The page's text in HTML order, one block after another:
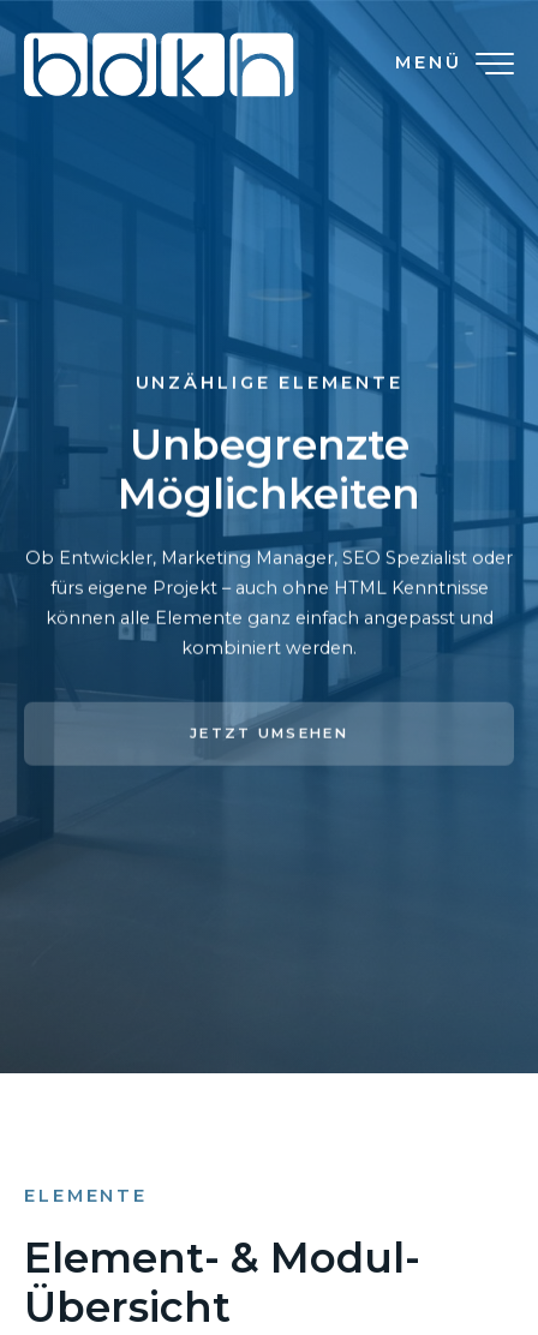
MENÜ
UNZÄHLIGE ELEMENTE
Unbegrenzte
Möglichkeiten
Ob Entwickler, Marketing Manager, SEO Spezialist oder
fürs eigene Projekt – auch ohne HTML Kenntnisse
können alle Elemente ganz einfach angepasst und
kombiniert werden.
JETZT UMSEHEN
ELEMENTE
Element- & Modul-
Übersicht